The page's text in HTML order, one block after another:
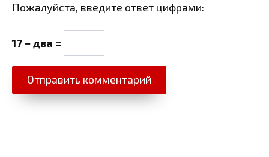
Пожалуйста, введите ответ цифрами:
17 − два =